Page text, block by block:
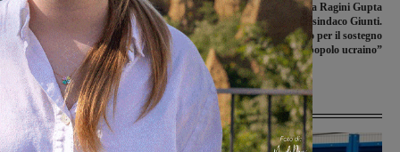
Coppa Toscana di Seconda categoria,
l’Atletico Levane Leona passa ai
quarti di finale
La Console americana Ragini Gupta
incontra il sindaco Giunti.
“Ringraziamo Reggello per il sostegno
al popolo ucraino”
Ultime Notizie